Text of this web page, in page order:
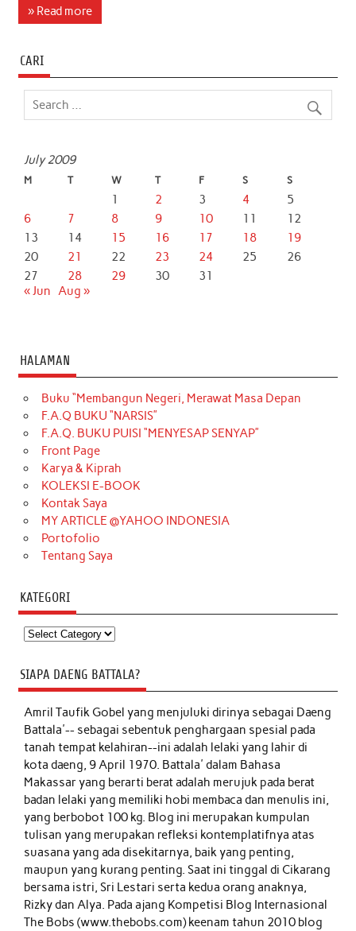
c
o
o
i
e
A
d
» Read more
CARI
July 2009
M T W T F S S
1 2 3 4
5
6
7 8 9 10 11
12
13
14 15 16 17 18
19
20
21 22 23 24 25
26
27
28 29 30
31
« Jun Aug »
HALAMAN
Buku “Membangun Negeri, Merawat Masa Depan
F.A.Q BUKU “NARSIS”
F.A.Q. BUKU PUISI “MENYESAP SENYAP”
Front Page
Karya & Kiprah
KOLEKSI E-BOOK
Kontak Saya
MY ARTICLE @YAHOO INDONESIA
Portofolio
Tentang Saya
KATEGORI
Kategori
SIAPA DAENG BATTALA?
Amril Taufik Gobelyang menjuluki dirinya sebagai Daeng
Battala'-- sebagai sebentuk penghargaan spesial pada
tanah tempat kelahiran--ini adalah lelaki yang lahir di
kota daeng, 9 April 1970. Battala' dalam Bahasa
Makassar yang berarti berat adalah merujuk pada berat
badan lelaki yang memiliki hobi membaca dan menulis ini,
yang berbobot 100 kg. Blog ini merupakan kumpulan
tulisan yang merupakan refleksi kontemplatifnya atas
suasana yang ada disekitarnya, baik yang penting,
maupun yang kurang penting. Saat ini tinggal di Cikarang
bersama istri, Sri Lestari serta kedua orang anaknya,
Rizky dan Alya. Pada ajang Kompetisi Blog Internasional
The Bobs (www.thebobs.com) keenam tahun 2010 blog